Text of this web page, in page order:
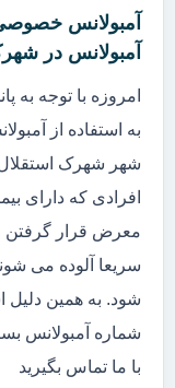
آمبولانس
آمبولانس در
امروزه با توجه به
به استفاده از
شهر شهرک استقلال
افرادی که دارای
معرض قرار گرفتن
سریعا آلوده می
شود. به همین دلیل
شماره آمبولانس
با ما تماس بگیرید